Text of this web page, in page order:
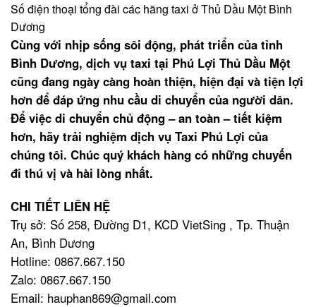
Số điện thoại tổng đài các hãng taxi ở Thủ Dầu Một Bình
Dương
Cùng với nhịp sống sôi động, phát triển của tỉnh
Bình Dương, dịch vụ taxi tại Phú Lợi Thủ Dầu Một
cũng đang ngày càng hoàn thiện, hiện đại và tiện lợi
hơn để đáp ứng nhu cầu di chuyển của người dân.
Để việc di chuyển chủ động – an toàn – tiết kiệm
hơn, hãy trải nghiệm dịch vụ Taxi Phú Lợi của
chúng tôi. Chúc quý khách hàng có những chuyến
đi thú vị và hài lòng nhất.
CHI TIẾT LIÊN HỆ
Trụ sở: Số 258, Đường D1, KCD VietSing , Tp. Thuận
An, Bình Dương
Hotline: 0867.667.150
Zalo: 0867.667.150
Email: hauphan869@gmail.com